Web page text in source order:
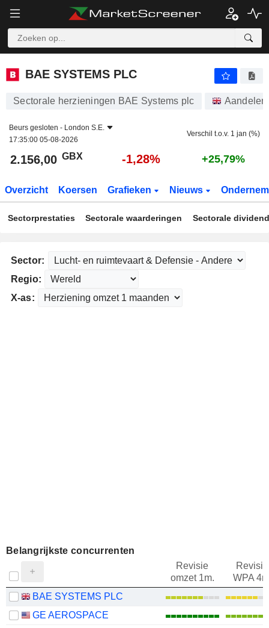
BAE SYSTEMS PLC
BAE SYSTEMS PLC
Sectorale herzieningen BAE Systems plc Aandelen
Beurs gesloten - London S.E.
17:35:00 05-08-2026
Verschil t.o.v. 1 jan (%)
2.156,00 GBX -1,28% +25,79%
Overzicht Koersen Grafieken Nieuws
Sectorprestaties Sectorale waarderingen Sectorale
Sector:
Regio:
X-as:
Belangrijkste concurrenten
Revisie
omzet 1m.
Revisie
WPA
BAE SYSTEMS PLC
GE AEROSPACE